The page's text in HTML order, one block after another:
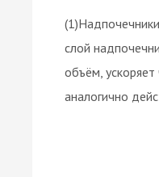
слой
объём,
аналогично